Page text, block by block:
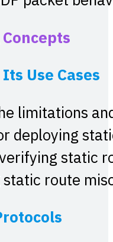
Use Cases
limitations
deploying
static
route